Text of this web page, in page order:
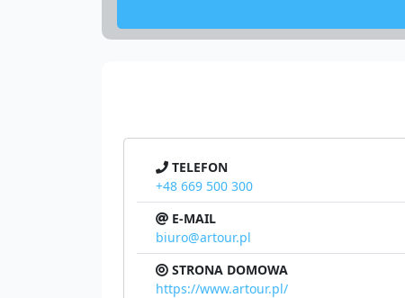
TELEFON
+48 669 500 300
E-MAIL
biuro@artour.pl
STRONA DOMOWA
https://www.artour.pl/